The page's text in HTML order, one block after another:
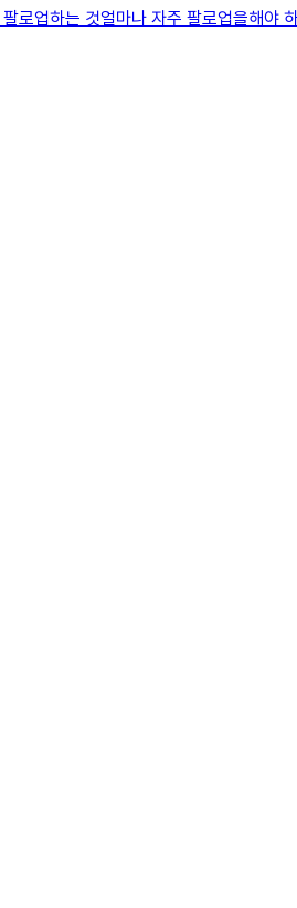
업하는 것얼마나 자주 팔로업을해야